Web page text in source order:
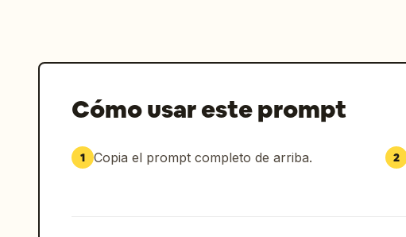
Cómo usar este prompt
1 Copia el prompt completo de arriba. 2